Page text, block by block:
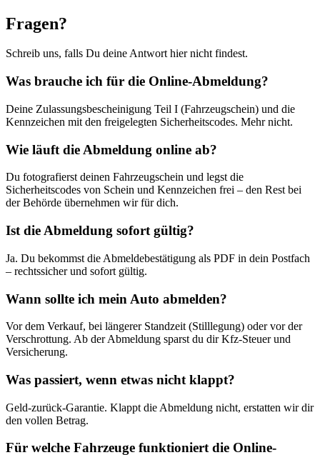
Fragen?
Schreib uns, falls Du deine Antwort hier nicht findest.
Was brauche ich für die Online-Abmeldung?
Deine Zulassungsbescheinigung Teil I (Fahrzeugschein) und die
Kennzeichen mit den freigelegten Sicherheitscodes. Mehr nicht.
Wie läuft die Abmeldung online ab?
Du fotografierst deinen Fahrzeugschein und legst die
Sicherheitscodes von Schein und Kennzeichen frei – den Rest bei
der Behörde übernehmen wir für dich.
Ist die Abmeldung sofort gültig?
Ja. Du bekommst die Abmeldebestätigung als PDF in dein Postfach
– rechtssicher und sofort gültig.
Wann sollte ich mein Auto abmelden?
Vor dem Verkauf, bei längerer Standzeit (Stilllegung) oder vor der
Verschrottung. Ab der Abmeldung sparst du dir Kfz-Steuer und
Versicherung.
Was passiert, wenn etwas nicht klappt?
Geld-zurück-Garantie. Klappt die Abmeldung nicht, erstatten wir dir
den vollen Betrag.
Für welche Fahrzeuge funktioniert die Online-